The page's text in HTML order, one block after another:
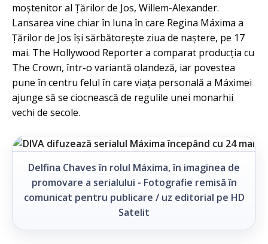
moștenitor al Țărilor de Jos, Willem-Alexander.
Lansarea vine chiar în luna în care Regina Máxima a
Țărilor de Jos își sărbătorește ziua de naștere, pe 17
mai. The Hollywood Reporter a comparat producția cu
The Crown, într-o variantă olandeză, iar povestea
pune în centru felul în care viața personală a Máximei
ajunge să se ciocnească de regulile unei monarhii
vechi de secole.
Delfina Chaves în rolul Máxima, în imaginea de
promovare a serialului - Fotografie remisă în
comunicat pentru publicare / uz editorial pe HD
Satelit